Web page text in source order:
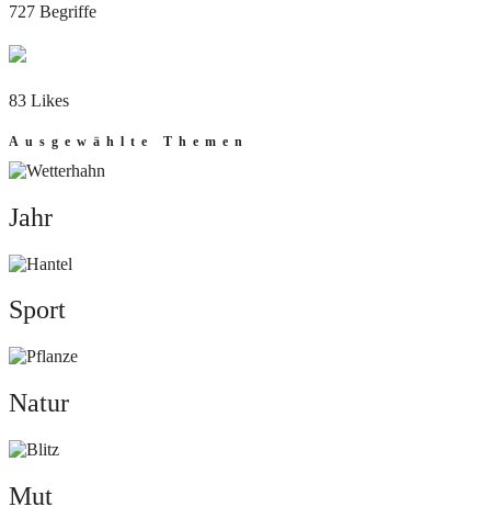
727 Begriffe
83 Likes
Ausgewählte Themen
Jahr
Jahr
Sport
Sport
Natur
Natur
Mut
Mut